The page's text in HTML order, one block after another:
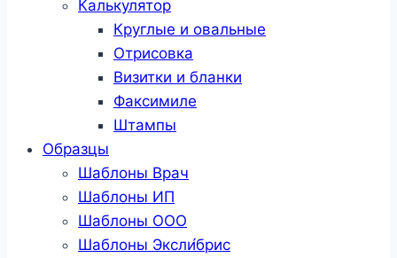
Калькулятор
Круглые и овальные
Отрисовка
Визитки и бланки
Факсимиле
Штампы
Образцы
Шаблоны Врач
Шаблоны ИП
Шаблоны ООО
Шаблоны Эксли́брис